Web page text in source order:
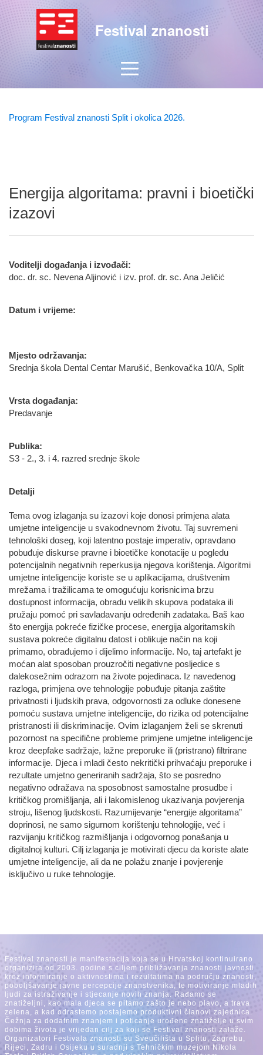
Festival znanosti
Program Festival znanosti Split i okolica 2026.
Energija algoritama: pravni i bioetički
izazovi
Voditelji događanja i izvođači:
doc. dr. sc. Nevena Aljinović i izv. prof. dr. sc. Ana Jeličić
Datum i vrijeme:
Mjesto održavanja:
Srednja škola Dental Centar Marušić, Benkovačka 10/A, Split
Vrsta događanja:
Predavanje
Publika:
S3 - 2., 3. i 4. razred srednje škole
Detalji
Tema ovog izlaganja su izazovi koje donosi primjena alata
umjetne inteligencije u svakodnevnom životu. Taj suvremeni
tehnološki doseg, koji latentno postaje imperativ, opravdano
pobuđuje diskurse pravne i bioetičke konotacije u pogledu
potencijalnih negativnih reperkusija njegova korištenja. Algoritmi
umjetne inteligencije koriste se u aplikacijama, društvenim
mrežama i tražilicama te omogućuju korisnicima brzu
dostupnost informacija, obradu velikih skupova podataka ili
pružaju pomoć pri savladavanju određenih zadataka. Baš kao
što energija pokreće fizičke procese, energija algoritamskih
sustava pokreće digitalnu datost i oblikuje način na koji
primamo, obrađujemo i dijelimo informacije. No, taj artefakt je
moćan alat sposoban prouzročiti negativne posljedice s
dalekosežnim odrazom na živote pojedinaca. Iz navedenog
razloga, primjena ove tehnologije pobuđuje pitanja zaštite
privatnosti i ljudskih prava, odgovornosti za odluke donesene
pomoću sustava umjetne inteligencije, do rizika od potencijalne
pristranosti ili diskriminacije. Ovim izlaganjem želi se skrenuti
pozornost na specifične probleme primjene umjetne inteligencije
kroz deepfake sadržaje, lažne preporuke ili (pristrano) filtrirane
informacije. Djeca i mladi često nekritički prihvaćaju preporuke i
rezultate umjetno generiranih sadržaja, što se posredno
negativno odražava na sposobnost samostalne prosudbe i
kritičkog promišljanja, ali i lakomislenog ukazivanja povjerenja
stroju, lišenog ljudskosti. Razumijevanje “energije algoritama”
doprinosi, ne samo sigurnom korištenju tehnologije, već i
razvijanju kritičkog razmišljanja i odgovornog ponašanja u
digitalnoj kulturi. Cilj izlaganja je motivirati djecu da koriste alate
umjetne inteligencije, ali da ne polažu znanje i povjerenje
isključivo u ruke tehnologije.
Festival znanosti je manifestacija koja se u Hrvatskoj kontinuirano
organizira od 2003. godine s ciljem približavanja znanosti javnosti
kroz informiranje o aktivnostima i rezultatima na području znanosti,
poboljšavanje javne percepcije znanstvenika, te motiviranje mladih
ljudi za istraživanje i stjecanje novih znanja. Rađamo se
znatiželjni, kao mala djeca se pitamo zašto je nebo plavo, a trava
zelena, a kad odrastemo postajemo produktivni članovi zajednica.
Čežnja za dodatnim znanjem i poticanje urođene znatiželje u svim
dobima života je vrijedan cilj za koji se Festival znanosti zalaže.
Organizatori Festivala znanosti su Sveučilišta u Splitu, Zagrebu,
Rijeci, Zadru i Osijeku u suradnji s Tehničkim muzejom Nikola